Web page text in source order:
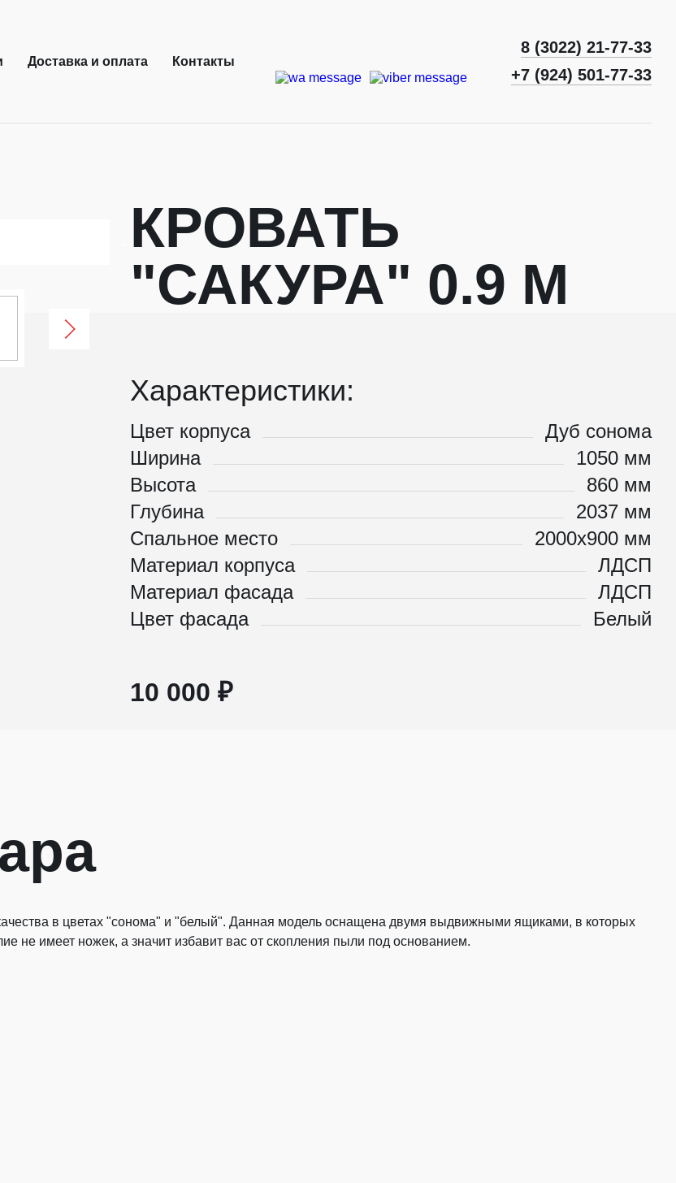
Доставка и оплата Контакты
8 (3022) 21-77-33
+7 (924) 501-77-33
КРОВАТЬ
"САКУРА" 0.9 М
Характеристики:
Цвет корпуса
Дуб сонома
Ширина
1050 мм
Высота
860 мм
Глубина
2037 мм
Спальное место
2000х900 мм
Материал корпуса
ЛДСП
Материал фасада
ЛДСП
Цвет фасада
Белый
10 000 ₽
в цветах "сонома" и "белый". Данная модель оснащена двумя выдвижными ящиками, в которых
не имеет ножек, а значит избавит вас от скопления пыли под основанием.